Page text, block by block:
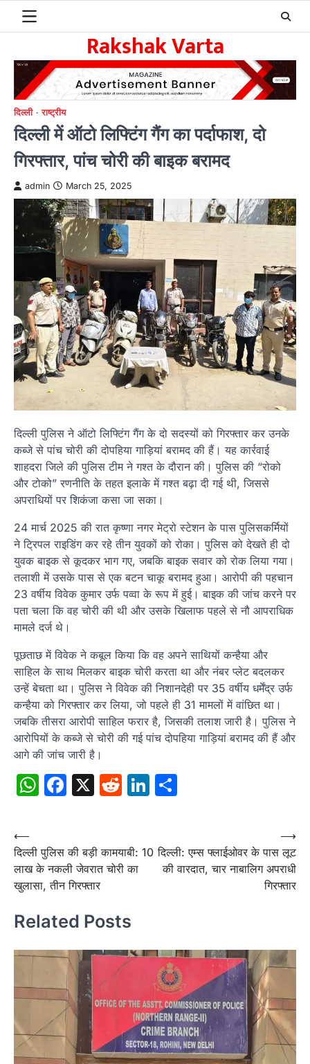
Rakshak Varta
दिल्ली राष्ट्रीय
दिल्ली में ऑटो लिफ्टिंग गैंग का पर्दाफाश, दो
गिरफ्तार, पांच चोरी की बाइक बरामद
admin March 25, 2025
दिल्ली पुलिस ने ऑटो लिफ्टिंग गैंग के दो सदस्यों को गिरफ्तार कर उनके
कब्जे से पांच चोरी की दोपहिया गाड़ियां बरामद की हैं। यह कार्रवाई
शाहदरा जिले की पुलिस टीम ने गश्त के दौरान की। पुलिस की “रोको
और टोको” रणनीति के तहत इलाके में गश्त बढ़ा दी गई थी, जिससे
अपराधियों पर शिकंजा कसा जा सका।
24 मार्च 2025 की रात कृष्णा नगर मेट्रो स्टेशन के पास पुलिसकर्मियों
ने ट्रिपल राइडिंग कर रहे तीन युवकों को रोका। पुलिस को देखते ही दो
युवक बाइक से कूदकर भाग गए, जबकि बाइक सवार को रोक लिया गया।
तलाशी में उसके पास से एक बटन चाकू बरामद हुआ। आरोपी की पहचान
23 वर्षीय विवेक कुमार उर्फ पव्वा के रूप में हुई। बाइक की जांच करने पर
पता चला कि वह चोरी की थी और उसके खिलाफ पहले से नौ आपराधिक
मामले दर्ज थे।
पूछताछ में विवेक ने कबूल किया कि वह अपने साथियों कन्हैया और
साहिल के साथ मिलकर बाइक चोरी करता था और नंबर प्लेट बदलकर
उन्हें बेचता था। पुलिस ने विवेक की निशानदेही पर 35 वर्षीय धर्मेंद्र उर्फ
कन्हैया को गिरफ्तार कर लिया, जो पहले ही 31 मामलों में वांछित था।
जबकि तीसरा आरोपी साहिल फरार है, जिसकी तलाश जारी है। पुलिस ने
आरोपियों के कब्जे से चोरी की गई पांच दोपहिया गाड़ियां बरामद की हैं और
आगे की जांच जारी है।
WhatsApp
Facebook
X RedditLinkedIn
Post
navigation
⟵
दिल्ली पुलिस की बड़ी कामयाबी: 10
लाख के नकली जेवरात चोरी का
खुलासा, तीन गिरफ्तार
दिल्ली: एम्स फ्लाईओवर के पास लूट
की वारदात, चार नाबालिग अपराधी
गिरफ्तार
⟶
Related Posts